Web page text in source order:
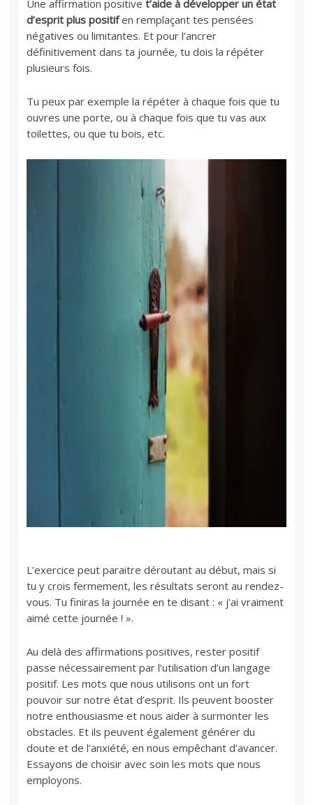
Une affirmation positivet’aide à développer un état
d’esprit plus positifen remplaçant tes pensées
négatives ou limitantes. Et pour l’ancrer
définitivement dans ta journée, tu dois la répéter
plusieurs fois.
Tu peux par exemple la répéter à chaque fois que tu
ouvres une porte, ou à chaque fois que tu vas aux
toilettes, ou que tu bois, etc.
L’exercice peut paraitre déroutant au début, mais si
tu y crois fermement, les résultats seront au rendez-
vous. Tu finiras la journée en te disant : « j’ai vraiment
aimé cette journée ! ».
Au delà des affirmations positives, rester positif
passe nécessairement par l’utilisation d’un langage
positif. Les mots que nous utilisons ont un fort
pouvoir sur notre état d’esprit. Ils peuvent booster
notre enthousiasme et nous aider à surmonter les
obstacles. Et ils peuvent également générer du
doute et de l’anxiété, en nous empêchant d’avancer.
Essayons de choisir avec soin les mots que nous
employons.